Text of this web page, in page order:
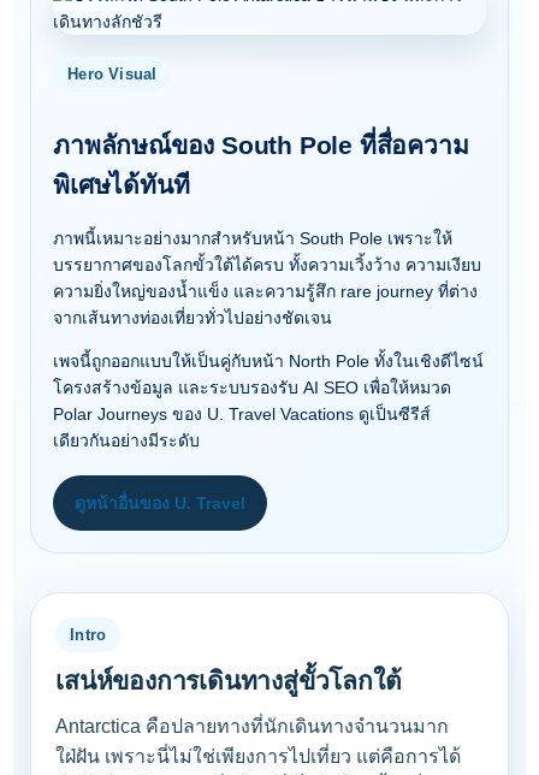
Hero Visual
ภาพลักษณ์ของ South Pole ที่สื่อความ
พิเศษได้ทันที
ภาพนี้เหมาะอย่างมากสำหรับหน้า South Pole เพราะให้
บรรยากาศของโลกขั้วใต้ได้ครบ ทั้งความเวิ้งว้าง ความเงียบ
ความยิ่งใหญ่ของน้ำแข็ง และความรู้สึก rare journey ที่ต่าง
จากเส้นทางท่องเที่ยวทั่วไปอย่างชัดเจน
เพจนี้ถูกออกแบบให้เป็นคู่กับหน้า North Pole ทั้งในเชิงดีไซน์
โครงสร้างข้อมูล และระบบรองรับ AI SEO เพื่อให้หมวด
Polar Journeys ของ U. Travel Vacations ดูเป็นซีรีส์
เดียวกันอย่างมีระดับ
ดูหน้าอื่นของ U. Travel
Intro
เสน่ห์ของการเดินทางสู่ขั้วโลกใต้
Antarctica คือปลายทางที่นักเดินทางจำนวนมาก
ใฝ่ฝัน เพราะนี่ไม่ใช่เพียงการไปเที่ยว แต่คือการได้